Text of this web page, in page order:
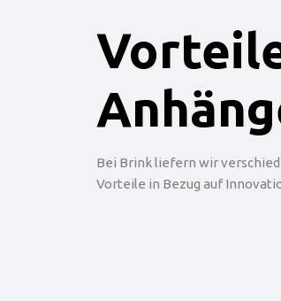
Bei Brink liefern wir
Vorteile in Bezug auf